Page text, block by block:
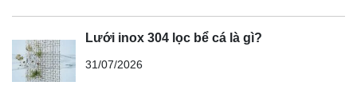
Lưới inox 304 lọc bể cá là gì?
31/07/2026